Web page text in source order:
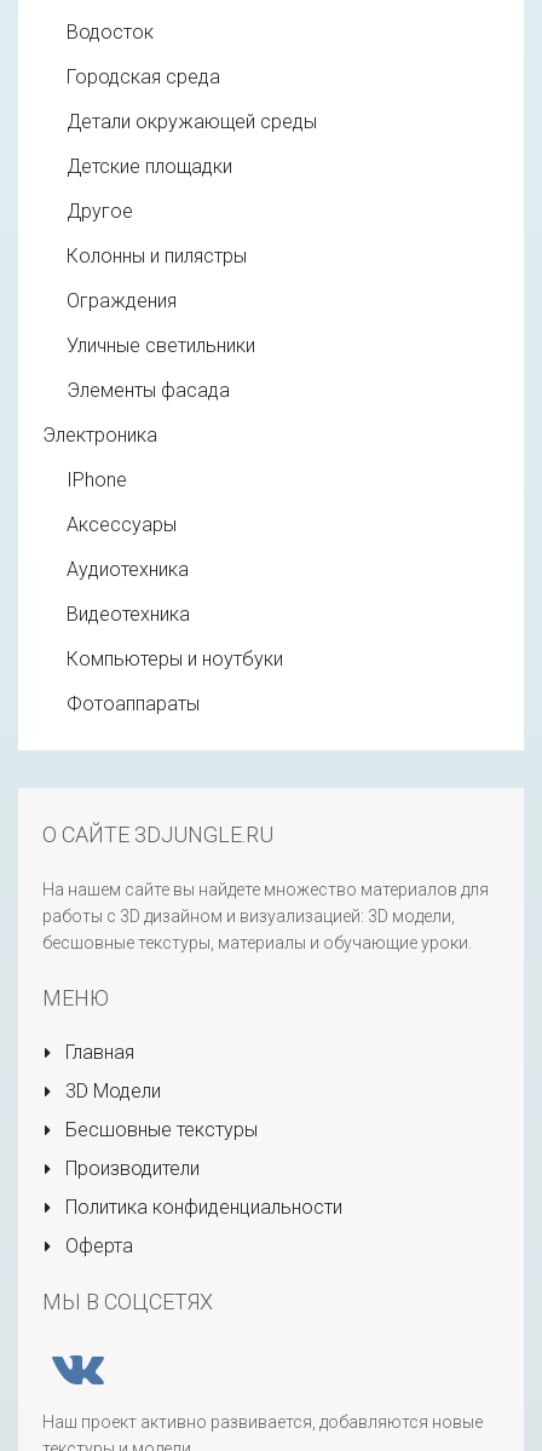
Водосток
Городская среда
Детали окружающей среды
Детские площадки
Другое
Колонны и пилястры
Ограждения
Уличные светильники
Элементы фасада
Электроника
IPhone
Аксессуары
Аудиотехника
Видеотехника
Компьютеры и ноутбуки
Фотоаппараты
О САЙТЕ 3DJUNGLE.RU
На нашем сайте вы найдете множество материалов для
работы с 3D дизайном и визуализацией: 3D модели,
бесшовные текстуры, материалы и обучающие уроки.
МЕНЮ
Главная
3D Модели
Бесшовные текстуры
Производители
Политика конфиденциальности
Оферта
МЫ В СОЦСЕТЯХ
Наш проект активно развивается, добавляются новые